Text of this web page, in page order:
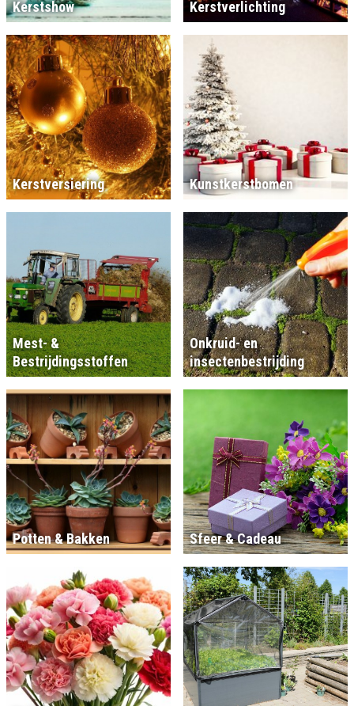
Kerstshow Kerstverlichting
Kerstversiering Kunstkerstbomen
Mest- &
Bestrijdingsstoffen
Onkruid- en
insectenbestrijding
Potten & Bakken Sfeer & Cadeau